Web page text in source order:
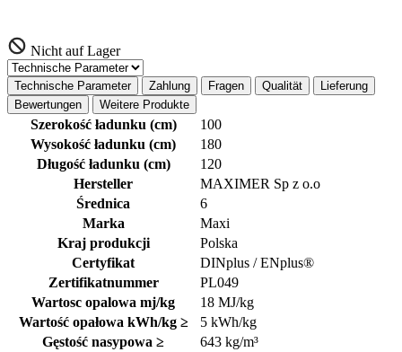
Nicht auf Lager
Technische Parameter Zahlung Fragen Qualität
Lieferung
Bewertungen
Weitere Produkte
Szerokość ładunku (cm)
100
Wysokość ładunku (cm)
180
Długość ładunku (cm)
120
Hersteller
MAXIMER Sp z o.o
Średnica
6
Marka
Maxi
Kraj produkcji
Polska
Certyfikat
DINplus / ENplus®
Zertifikatnummer
PL049
Wartosc opalowa mj/kg
18 MJ/kg
Wartość opałowa kWh/kg ≥
5 kWh/kg
Gęstość nasypowa ≥
643 kg/m³